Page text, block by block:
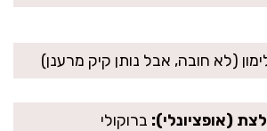
(לא חובה, אבל נותן קיק מרענן)
(אופציונלי): ברוקולי